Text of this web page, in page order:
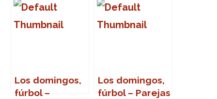
Los domingos,
fúrbol –
Los domingos,
fúrbol – Parejas